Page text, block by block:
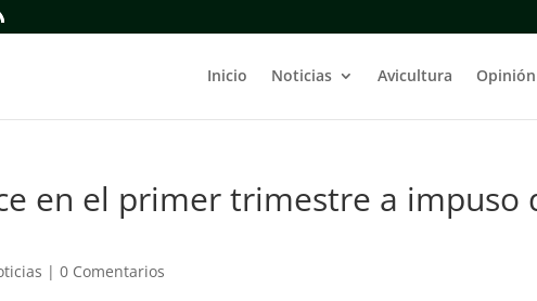
Inicio Noticias Avicultura Opinión
en el primer trimestre a impuso
|0 Comentarios